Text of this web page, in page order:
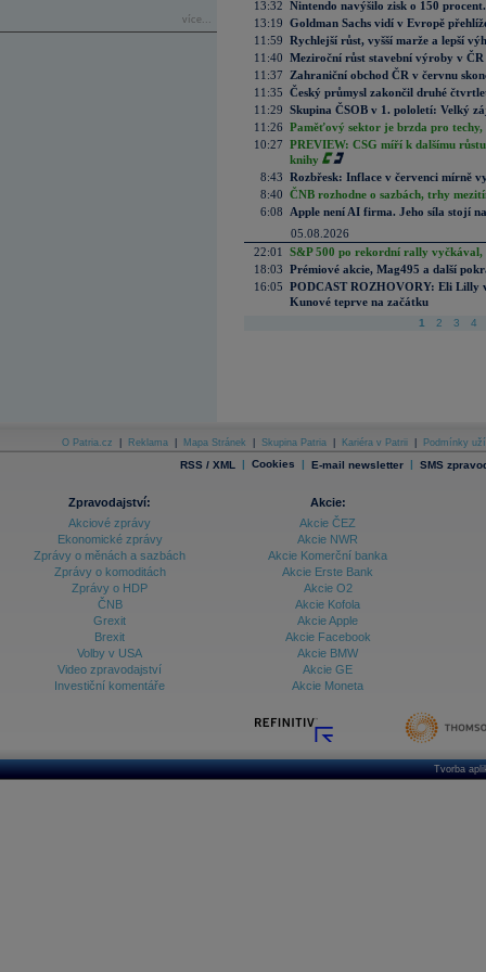
více...
13:32 Nintendo navýšilo zisk o 150
13:19 Goldman Sachs vidí v Evropě
11:59 Rychlejší růst, vyšší marže a lepší
11:40 Meziroční růst stavební výroby v
11:37
Zahraniční obchod ČR v červnu
11:35 Český průmysl zakončil druhé
11:29 Skupina ČSOB v 1. pololetí: Velký
11:26 Paměťový sektor je brzda pro techy,
10:27 PREVIEW: CSG míří k dalšímu
knihy
8:43 Rozbřesk: Inflace v červenci mírně
8:40 ČNB rozhodne o sazbách, trhy
6:08
Apple není AI firma. Jeho síla stojí
05.08.2026
22:01
S&P 500 po rekordní rally vyčkával,
18:03 Prémiové akcie, Mag495 a další
16:05 PODCAST ROZHOVORY: Eli Lilly
Kunové teprve na začátku
1 2 3 4
O Patria.cz Reklama Mapa Stránek Skupina Patria Kariéra v Patrii Podmínky
RSS / XML | Cookies | E-mail newsletter | SMS
Zpravodajství:
Akciové zprávy
Ekonomické zprávy
Zprávy o měnách a sazbách
Zprávy o komoditách
Zprávy o HDP
ČNB
Grexit
Brexit
Volby v USA
Video zpravodajství
Investiční komentáře
Akcie:
Akcie ČEZ
Akcie NWR
Akcie Komerční banka
Akcie Erste Bank
Akcie O2
Akcie Kofola
Akcie Apple
Akcie Facebook
Akcie BMW
Akcie GE
Akcie Moneta
Tvorba